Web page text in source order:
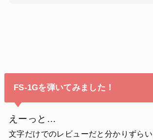
FS-1Gを弾いてみました！
えーっと…
文字だけでのレビューだと分かりずらい